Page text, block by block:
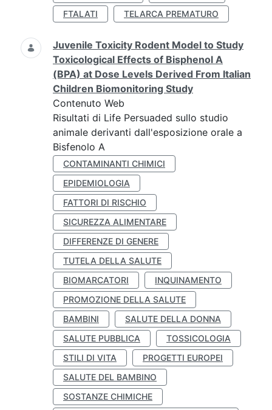
FTALATI
TELARCA PREMATURO
Juvenile Toxicity Rodent Model to Study
Toxicological Effects of Bisphenol A
(BPA) at Dose Levels Derived From Italian
Children Biomonitoring Study
Contenuto Web
Risultati di Life Persuaded sullo studio
animale derivanti dall'esposizione orale a
Bisfenolo A
CONTAMINANTI CHIMICI
EPIDEMIOLOGIA
FATTORI DI RISCHIO
SICUREZZA ALIMENTARE
DIFFERENZE DI GENERE
TUTELA DELLA SALUTE
BIOMARCATORI
INQUINAMENTO
PROMOZIONE DELLA SALUTE
BAMBINI
SALUTE DELLA DONNA
SALUTE PUBBLICA
TOSSICOLOGIA
STILI DI VITA
PROGETTI EUROPEI
SALUTE DEL BAMBINO
SOSTANZE CHIMICHE